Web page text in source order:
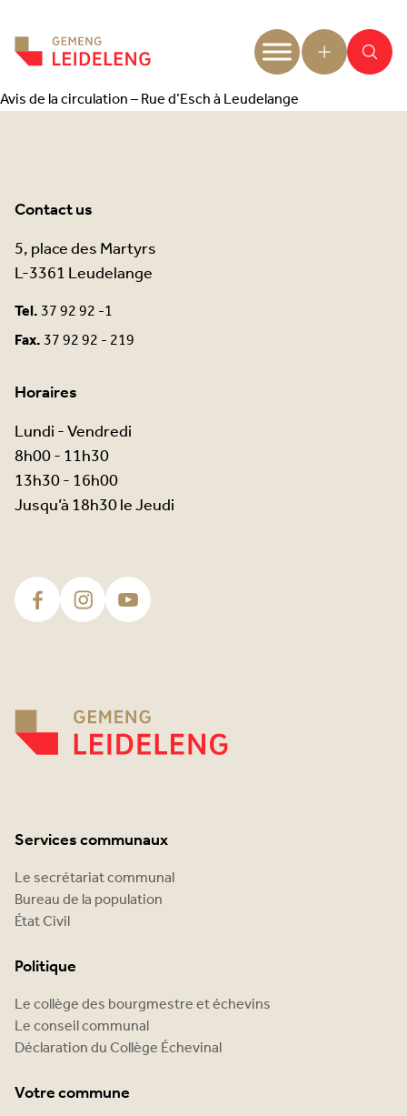
Avis de la circulation – Rue d’Esch à Leudelange
Contact us
5, place des Martyrs
L-3361 Leudelange
Tel.37 92 92 -1
Fax.37 92 92 - 219
Horaires
Lundi - Vendredi
8h00 - 11h30
13h30 - 16h00
Jusqu’à 18h30 le Jeudi
Services communaux
Le secrétariat communal
Bureau de la population
État Civil
Politique
Le collège des bourgmestre et échevins
Le conseil communal
Déclaration du Collège Échevinal
Votre commune